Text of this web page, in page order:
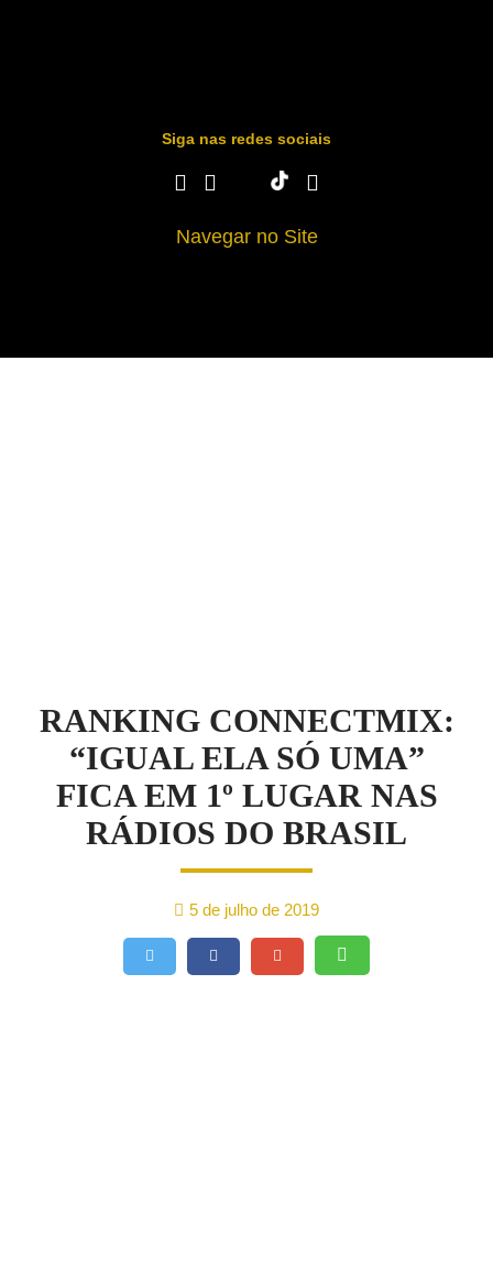
Siga nas redes sociais
Navegar no Site
RANKING CONNECTMIX:
“IGUAL ELA SÓ UMA”
FICA EM 1º LUGAR NAS
RÁDIOS DO BRASIL
5 de julho de 2019